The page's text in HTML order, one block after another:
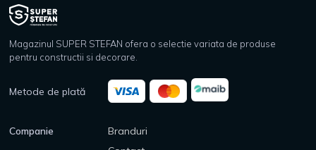
Magazinul SUPER STEFAN ofera o selectie variata de produse
pentru constructii si decorare.
Metode de plată
Companie
Branduri